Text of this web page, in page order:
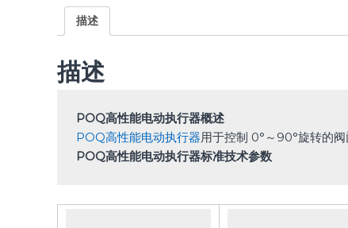
描述
描述
POQ高性能电动执行器概述
POQ高性能电动执行器
POQ高性能电动执行器标准技术参数